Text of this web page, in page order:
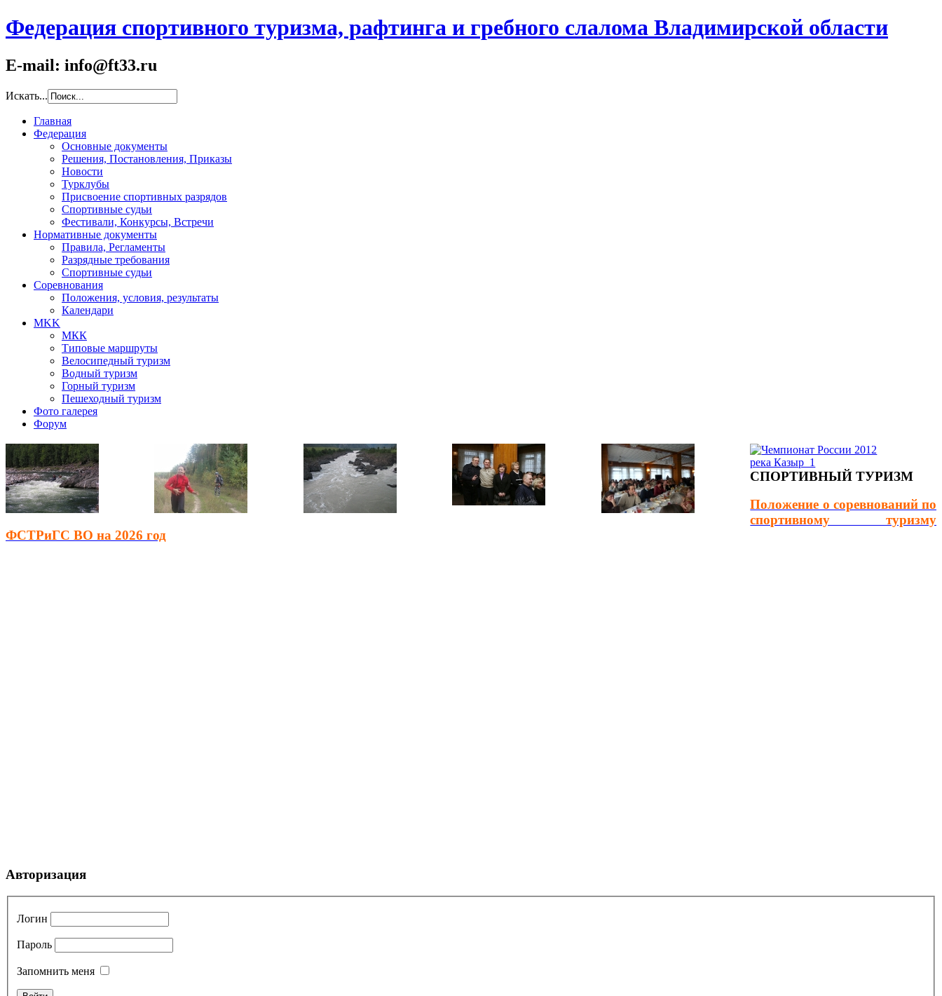
Федерация спортивного туризма, рафтинга и гребного слалома Владимирской области
E-mail: info@ft33.ru
Искать...
Главная
Федерация
Основные документы
Решения, Постановления, Приказы
Новости
Турклубы
Присвоение спортивных разрядов
Спортивные судьи
Фестивали, Конкурсы, Встречи
Нормативные документы
Правила, Регламенты
Разрядные требования
Спортивные судьи
Соревнования
Положения, условия, результаты
Календари
MKK
МКК
Типовые маршруты
Велосипедный туризм
Водный туризм
Горный туризм
Пешеходный туризм
Фото галерея
Форум
СПОРТИВНЫЙ ТУРИЗМ
Положение о соревнований по
спортивному туризму
ФСТРиГС ВО на 2026 год
Авторизация
Логин
Пароль
Запомнить меня